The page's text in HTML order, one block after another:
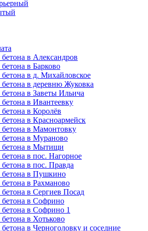
бетона в Александров
бетона в Барково
бетона в д. Михайловское
бетона в деревню Жуковка
бетона в Заветы Ильича
бетона в Ивантеевку
бетона в Королёв
бетона в Красноармейск
бетона в Мамонтовку
бетона в Мураново
бетона в Мытищи
бетона в пос. Нагорное
бетона в пос. Правда
бетона в Пушкино
бетона в Рахманово
бетона в Сергиев Посад
бетона в Софрино
бетона в Софрино 1
бетона в Хотьково
бетона в Черноголовку и соседние